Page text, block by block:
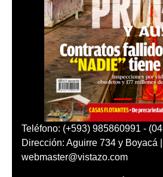
Teléfono: (+593) 985860991 -
Dirección: Aguirre 734 y Boyacá
webmaster@vistazo.com